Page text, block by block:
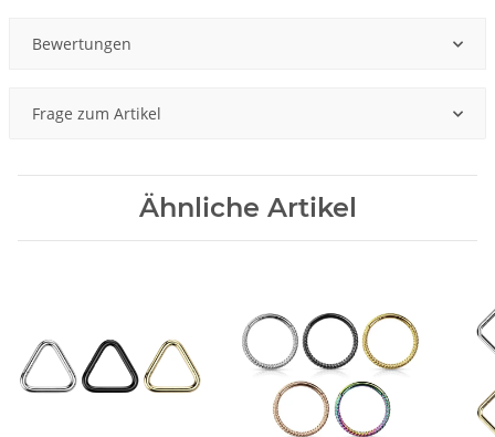
Bewertungen
Frage zum Artikel
Ähnliche Artikel